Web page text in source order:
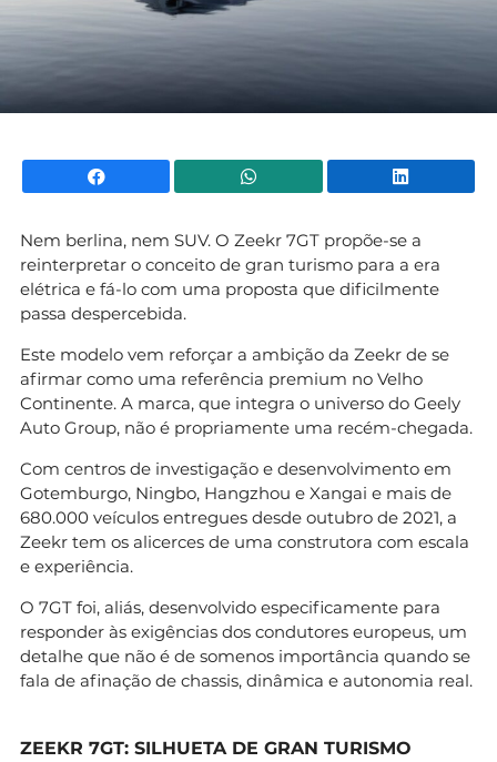
Facebook WhatsApp
Nem berlina, nem SUV. O Zeekr 7GT propõe-se a
reinterpretar o conceito de gran turismo para a era
elétrica e fá-lo com uma proposta que dificilmente
passa despercebida.
Este modelo vem reforçar a ambição da Zeekr de se
afirmar como uma referência premium no Velho
Continente. A marca, que integra o universo do Geely
Auto Group, não é propriamente uma recém-chegada.
Com centros de investigação e desenvolvimento em
Gotemburgo, Ningbo, Hangzhou e Xangai e mais de
680.000 veículos entregues desde outubro de 2021, a
Zeekr tem os alicerces de uma construtora com escala
e experiência.
O 7GT foi, aliás, desenvolvido especificamente para
responder às exigências dos condutores europeus, um
detalhe que não é de somenos importância quando se
fala de afinação de chassis, dinâmica e autonomia real.
ZEEKR 7GT: SILHUETA DE GRAN TURISMO